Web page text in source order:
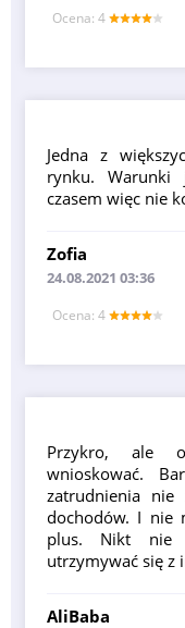
Оcena: 4
Jedna z
rynku. Warunki
czasem więc nie
Zofia
24.08.2021 03:36
Оcena: 4
Przykro, ale
wnioskować.
zatrudnienia
dochodów. I nie
plus. Nikt nie
utrzymywać się z
AliBaba